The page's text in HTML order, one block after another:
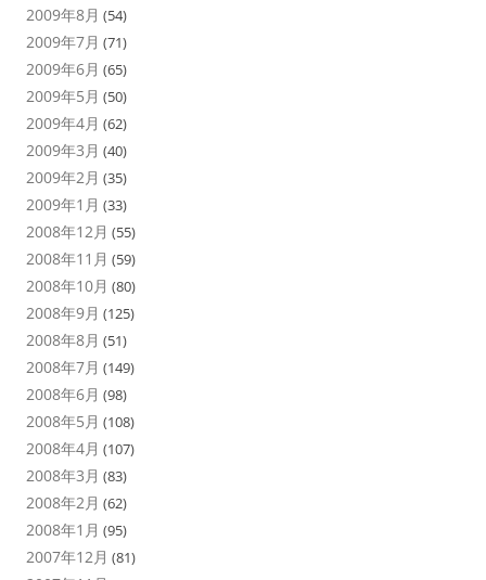
2009年8月 (54)
2009年7月 (71)
2009年6月 (65)
2009年5月 (50)
2009年4月 (62)
2009年3月 (40)
2009年2月 (35)
2009年1月 (33)
2008年12月 (55)
2008年11月 (59)
2008年10月 (80)
2008年9月 (125)
2008年8月 (51)
2008年7月 (149)
2008年6月 (98)
2008年5月 (108)
2008年4月 (107)
2008年3月 (83)
2008年2月 (62)
2008年1月 (95)
2007年12月 (81)